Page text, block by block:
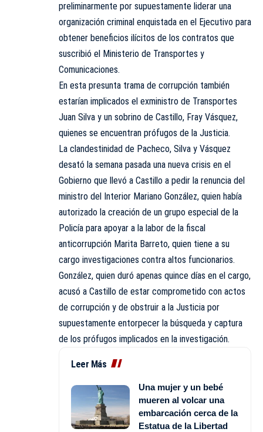
preliminarmente por supuestamente liderar una
organización criminal enquistada en el Ejecutivo para
obtener beneficios ilícitos de los contratos que
suscribió el Ministerio de Transportes y
Comunicaciones.
En esta presunta trama de corrupción también
estarían implicados el exministro de Transportes
Juan Silva y un sobrino de Castillo, Fray Vásquez,
quienes se encuentran prófugos de la Justicia.
La clandestinidad de Pacheco, Silva y Vásquez
desató la semana pasada una nueva crisis en el
Gobierno que llevó a Castillo a pedir la renuncia del
ministro del Interior Mariano González, quien había
autorizado la creación de un grupo especial de la
Policía para apoyar a la labor de la fiscal
anticorrupción Marita Barreto, quien tiene a su
cargo investigaciones contra altos funcionarios.
González, quien duró apenas quince días en el cargo,
acusó a Castillo de estar comprometido con actos
de corrupción y de obstruir a la Justicia por
supuestamente entorpecer la búsqueda y captura
de los prófugos implicados en la investigación.
Leer Más
Una mujer y un bebé
mueren al volcar una
embarcación cerca de la
Estatua de la Libertad